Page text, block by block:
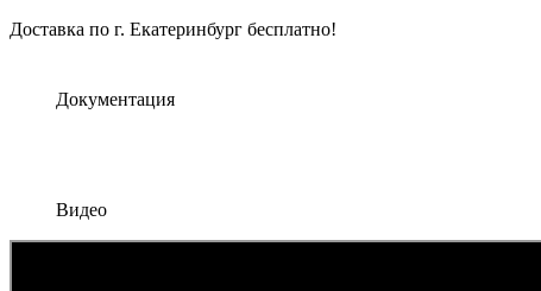
Доставка по г. Екатеринбург бесплатно!
Документация
Видео